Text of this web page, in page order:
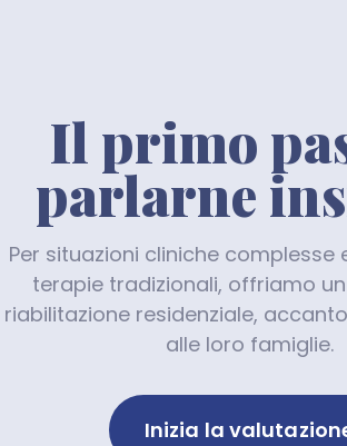
Il primo
parlarne
Per situazioni cliniche complesse
terapie tradizionali, offriamo
riabilitazione residenziale,
alle loro famiglie.
Inizia la